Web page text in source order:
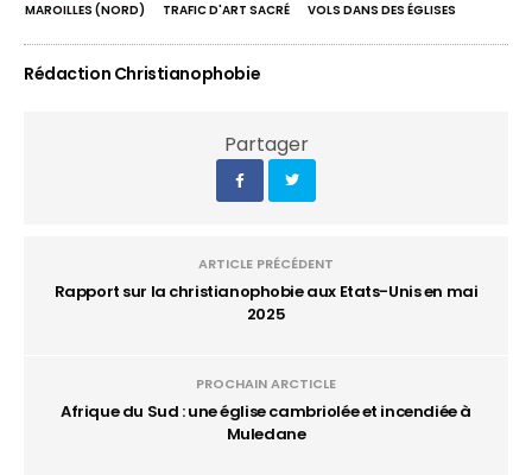
MAROILLES (NORD)
TRAFIC D'ART SACRÉ VOLS DANS DES ÉGLISES
Rédaction Christianophobie
Partager
ARTICLE PRÉCÉDENT
Rapport sur la christianophobie aux Etats-Unis en mai
2025
PROCHAIN ARCTICLE
Afrique du Sud : une église cambriolée et incendiée à
Muledane